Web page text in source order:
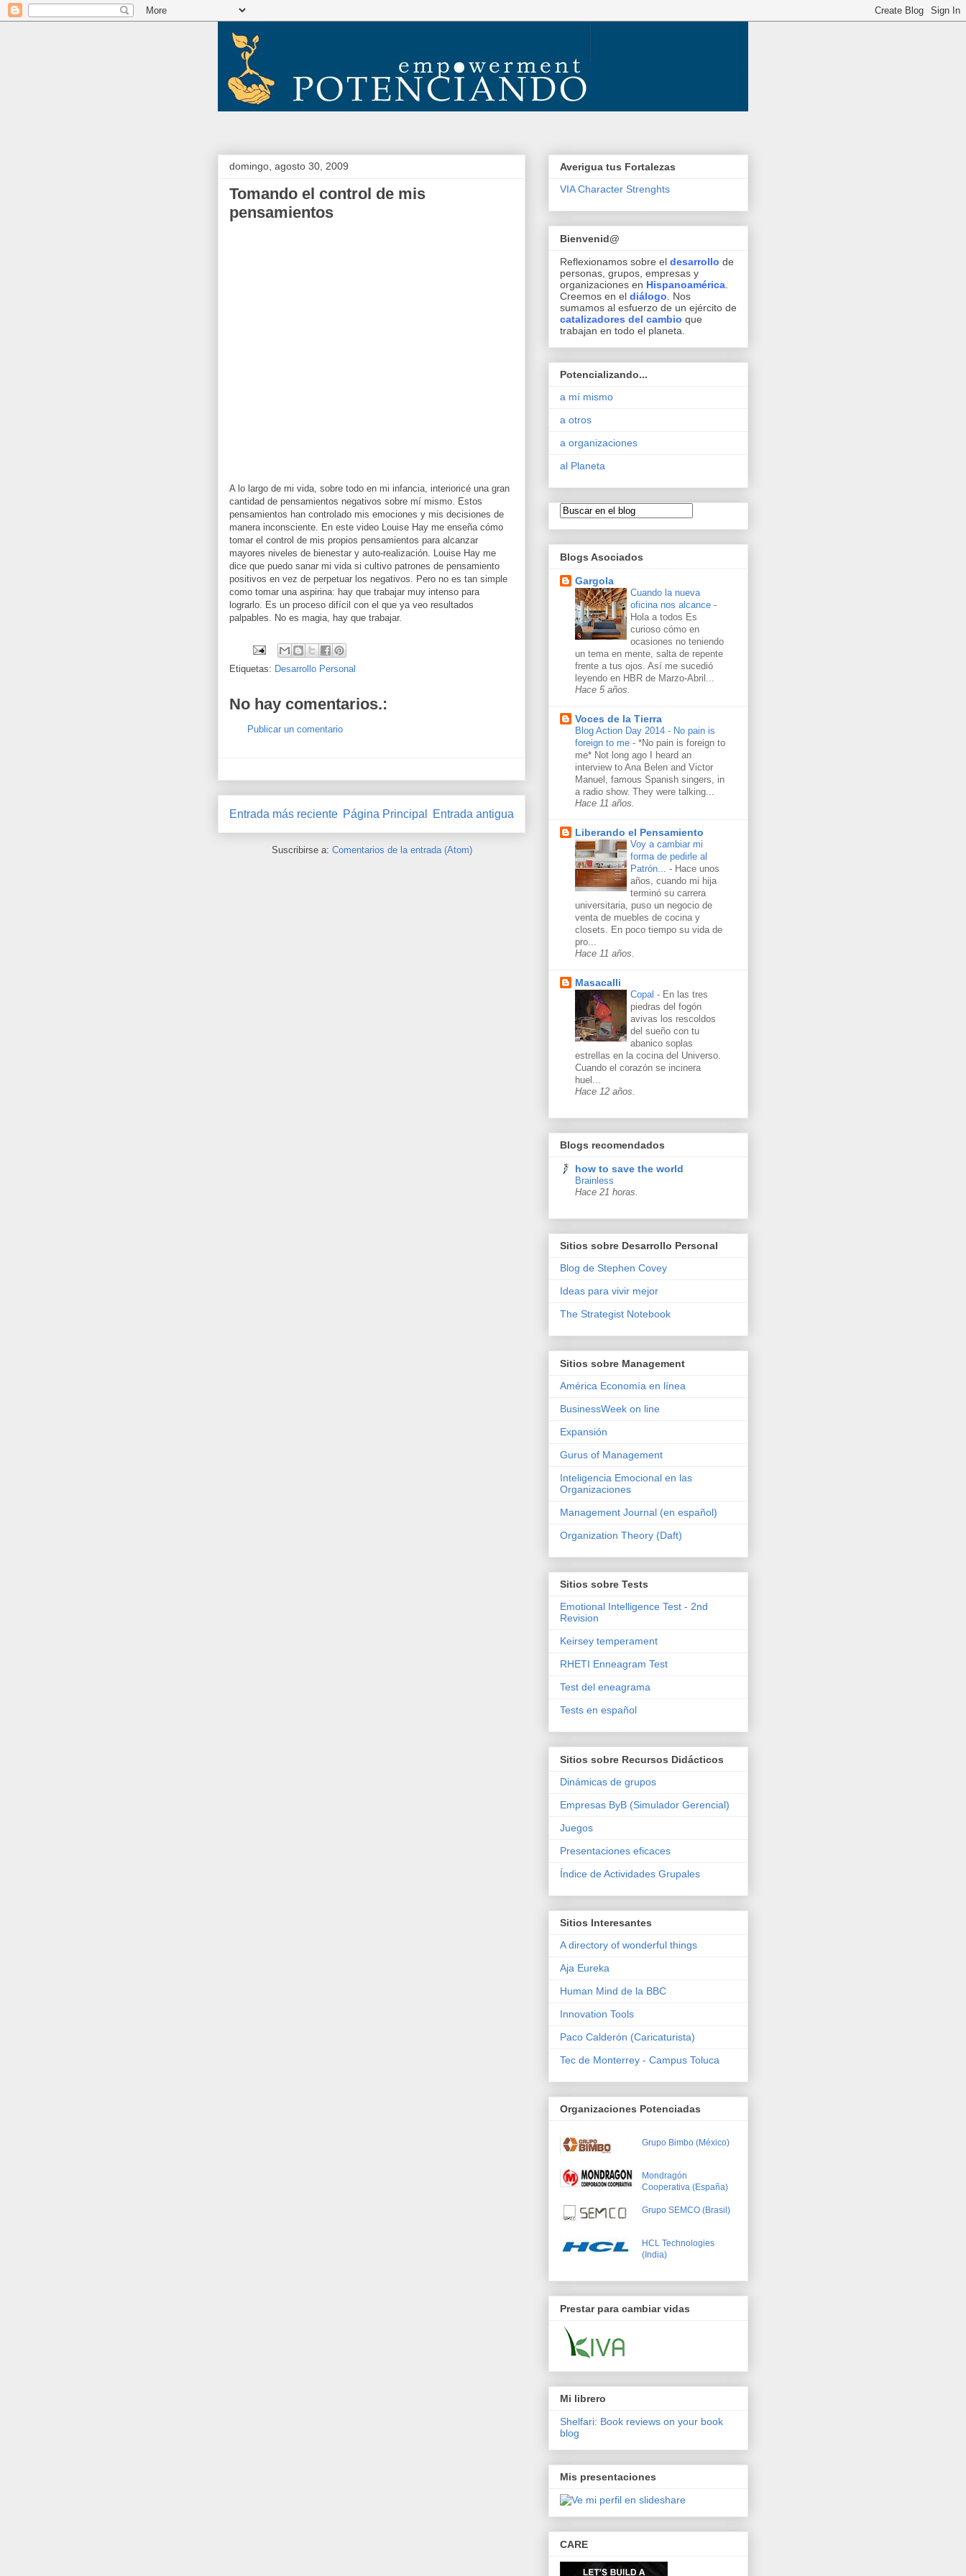
domingo, agosto 30, 2009
Tomando el control de mis
pensamientos
A lo largo de mi vida, sobre todo en mi infancia, interioricé una gran
cantidad de pensamientos negativos sobre mí mismo. Estos
pensamientos han controlado mis emociones y mis decisiones de
manera inconsciente. En este video Louise Hay me enseña cómo
tomar el control de mis propios pensamientos para alcanzar
mayores niveles de bienestar y auto-realización. Louise Hay me
dice que puedo sanar mi vida si cultivo patrones de pensamiento
positivos en vez de perpetuar los negativos. Pero no es tan simple
como tomar una aspirina: hay que trabajar muy intenso para
lograrlo. Es un proceso difícil con el que ya veo resultados
palpables. No es magia, hay que trabajar.
Etiquetas: Desarrollo Personal
No hay comentarios.:
Publicar un comentario
Entrada más reciente Entrada antigua
Página Principal
Suscribirse a: Comentarios de la entrada (Atom)
Averigua tus Fortalezas
VIA Character Strenghts
Bienvenid@
Reflexionamos sobre el desarrollo de
personas, grupos, empresas y
organizaciones en Hispanoamérica
Creemos en el diálogo . Nos
sumamos al esfuerzo de un ejército de
catalizadores del cambio que
trabajan en todo el planeta.
Potencializando...
a mí mismo
a otros
a organizaciones
al Planeta
Blogs Asociados
Gargola
Cuando la nueva
oficina nos alcance -
Hola a todos Es
curioso cómo en
ocasiones no teniendo
un tema en mente, salta de repente
frente a tus ojos. Así me sucedió
leyendo en HBR de Marzo-Abril...
Hace 5 años.
Voces de la Tierra
Blog Action Day 2014 - No pain is
foreign to me - *No pain is foreign to
me* Not long ago I heard an
interview to Ana Belen and Victor
Manuel, famous Spanish singers, in
a radio show. They were talking...
Hace 11 años.
Liberando el Pensamiento
Voy a cambiar mi
forma de pedirle al
Patrón... - Hace unos
años, cuando mi hija
terminó su carrera
universitaria, puso un negocio de
venta de muebles de cocina y
closets. En poco tiempo su vida de
pro...
Hace 11 años.
Masacalli
Copal - En las tres
piedras del fogón
avivas los rescoldos
del sueño con tu
abanico soplas
estrellas en la cocina del Universo.
Cuando el corazón se incinera
huel...
Hace 12 años.
Blogs recomendados
how to save the world
Brainless
Hace 21 horas.
Sitios sobre Desarrollo Personal
Blog de Stephen Covey
Ideas para vivir mejor
The Strategist Notebook
Sitios sobre Management
América Economía en línea
BusinessWeek on line
Expansión
Gurus of Management
Inteligencia Emocional en las
Organizaciones
Management Journal (en español)
Organization Theory (Daft)
Sitios sobre Tests
Emotional Intelligence Test - 2nd
Revision
Keirsey temperament
RHETI Enneagram Test
Test del eneagrama
Tests en español
Sitios sobre Recursos Didácticos
Dinámicas de grupos
Empresas ByB (Simulador Gerencial)
Juegos
Presentaciones eficaces
Índice de Actividades Grupales
Sitios Interesantes
A directory of wonderful things
Aja Eureka
Human Mind de la BBC
Innovation Tools
Paco Calderón (Caricaturista)
Tec de Monterrey - Campus Toluca
Organizaciones Potenciadas
Grupo Bimbo (México)
Mondragón
Cooperativa (España)
Grupo SEMCO (Brasil)
HCL Technologies
(India)
Prestar para cambiar vidas
Mi librero
Shelfari: Book reviews on your book
blog
Mis presentaciones
CARE